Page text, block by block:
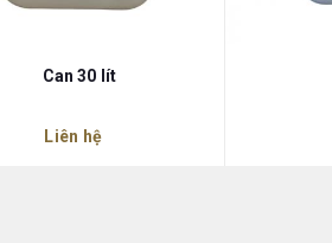
Can 30 lít
Liên hệ